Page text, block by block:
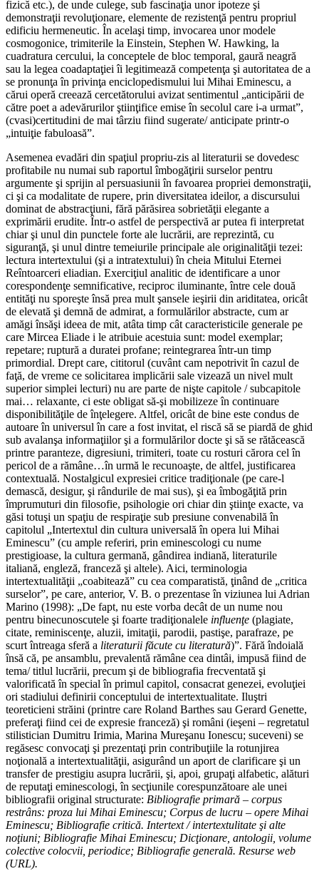
fizică etc.), de unde culege, sub fascinaţia unor ipoteze şi
demonstraţii revoluţionare, elemente de rezistenţă pentru propriul
edificiu hermeneutic. În acelaşi timp, invocarea unor modele
cosmogonice, trimiterile la Einstein, Stephen W. Hawking, la
cuadratura cercului, la conceptele de bloc temporal, gaură neagră
sau la legea coadaptaţiei îi legitimează competenţa şi autoritatea de a
se pronunţa în privinţa enciclopedismului lui Mihai Eminescu, a
cărui operă creează cercetătorului avizat sentimentul „anticipării de
către poet a adevărurilor ştiinţifice emise în secolul care i-a urmat”,
(cvasi)certitudini de mai târziu fiind sugerate/ anticipate printr-o
„intuiţie fabuloasă”.
Asemenea evadări din spaţiul propriu-zis al literaturii se dovedesc
profitabile nu numai sub raportul îmbogăţirii surselor pentru
argumente şi sprijin al persuasiunii în favoarea propriei demonstraţii,
ci şi ca modalitate de rupere, prin diversitatea ideilor, a discursului
dominat de abstracţiuni, fără părăsirea sobrietăţii elegante a
exprimării erudite. Într-o astfel de perspectivă ar putea fi interpretat
chiar şi unul din punctele forte ale lucrării, are reprezintă, cu
siguranţă, şi unul dintre temeiurile principale ale originalităţii tezei:
lectura intertextului (şi a intratextului) în cheia Mitului Eternei
Reîntoarceri eliadian. Exerciţiul analitic de identificare a unor
corespondenţe semnificative, reciproc iluminante, între cele două
entităţi nu sporeşte însă prea mult şansele ieşirii din ariditatea, oricât
de elevată şi demnă de admirat, a formulărilor abstracte, cum ar
amăgi însăşi ideea de mit, atâta timp cât caracteristicile generale pe
care Mircea Eliade i le atribuie acestuia sunt: model exemplar;
repetare; ruptură a duratei profane; reintegrarea într-un timp
primordial. Drept care, cititorul (cuvânt cam nepotrivit în cazul de
faţă, de vreme ce solicitarea implicării sale vizează un nivel mult
superior simplei lecturi) nu are parte de nişte capitole / subcapitole
mai… relaxante, ci este obligat să-şi mobilizeze în continuare
disponibilităţile de înţelegere. Altfel, oricât de bine este condus de
autoare în universul în care a fost invitat, el riscă să se piardă de ghid
sub avalanşa informaţiilor şi a formulărilor docte şi să se rătăcească
printre paranteze, digresiuni, trimiteri, toate cu rosturi cărora cel în
pericol de a rămâne…în urmă le recunoaşte, de altfel, justificarea
contextuală. Nostalgicul expresiei critice tradiţionale (pe care-l
demască, desigur, şi rândurile de mai sus), şi ea îmbogăţită prin
împrumuturi din filosofie, psihologie ori chiar din ştiinţe exacte, va
găsi totuşi un spaţiu de respiraţie sub presiune convenabilă în
capitolul „Intertextul din cultura universală în opera lui Mihai
Eminescu” (cu ample referiri, prin eminescologi cu nume
prestigioase, la cultura germană, gândirea indiană, literaturile
italiană, engleză, franceză şi altele). Aici, terminologia
intertextualităţii „coabitează” cu cea comparatistă, ţinând de „critica
surselor”, pe care, anterior, V. B. o prezentase în viziunea lui Adrian
Marino (1998): „De fapt, nu este vorba decât de un nume nou
pentru binecunoscutele şi foarte tradiţionalele influenţe (plagiate,
citate, reminiscenţe, aluzii, imitaţii, parodii, pastişe, parafraze, pe
scurt întreaga sferă a literaturii făcute cu literatură)”. Fără îndoială
însă că, pe ansamblu, prevalentă rămâne cea dintâi, impusă fiind de
tema/ titlul lucrării, precum şi de bibliografia frecventată şi
valorificată în special în primul capitol, consacrat genezei, evoluţiei
ori stadiului definirii conceptului de intertextualitate. Iluştri
teoreticieni străini (printre care Roland Barthes sau Gerard Genette,
preferaţi fiind cei de expresie franceză) şi români (ieşeni – regretatul
stilistician Dumitru Irimia, Marina Mureşanu Ionescu; suceveni) se
regăsesc convocaţi şi prezentaţi prin contribuţiile la rotunjirea
noţională a intertextualităţii, asigurând un aport de clarificare şi un
transfer de prestigiu asupra lucrării, şi, apoi, grupaţi alfabetic, alături
de reputaţi eminescologi, în secţiunile corespunzătoare ale unei
bibliografii original structurate: Bibliografie primară – corpus
restrâns: proza lui Mihai Eminescu; Corpus de lucru – opere Mihai
Eminescu; Bibliografie critică. Intertext / intertextulitate şi alte
noţiuni; Bibliografie Mihai Eminescu; Dicţionare, antologii, volume
colective colocvii, periodice; Bibliografie generală. Resurse web
(URL).